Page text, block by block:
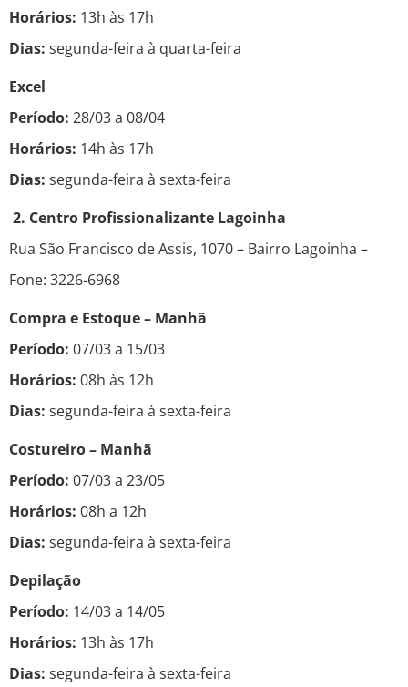
Horários: 13h às 17h
Dias: segunda-feira à quarta-feira
Excel
Período: 28/03 a 08/04
Horários: 14h às 17h
Dias: segunda-feira à sexta-feira
2. Centro Profissionalizante Lagoinha
Rua São Francisco de Assis, 1070 – Bairro Lagoinha –
Fone: 3226-6968
Compra e Estoque – Manhã
Período: 07/03 a 15/03
Horários: 08h às 12h
Dias: segunda-feira à sexta-feira
Costureiro – Manhã
Período: 07/03 a 23/05
Horários: 08h a 12h
Dias: segunda-feira à sexta-feira
Depilação
Período: 14/03 a 14/05
Horários: 13h às 17h
Dias: segunda-feira à sexta-feira